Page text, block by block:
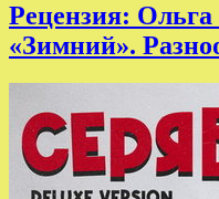
Рецензия:
«Зимний».